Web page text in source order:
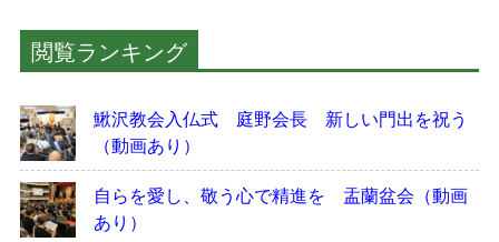
閲覧ランキング
鰍沢教会入仏式 庭野会長 新しい門出を祝う
（動画あり）
自らを愛し、敬う心で精進を 盂蘭盆会（動画
あり）